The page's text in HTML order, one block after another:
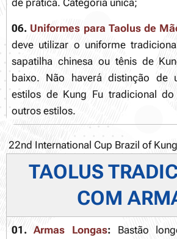
06. Uniformes para Taolus de
deve utilizar o uniforme
sapatilha chinesa ou tênis de
baixo. Não haverá distinção de
estilos de Kung Fu tradicional
outros estilos.
22nd International Cup Brazil of
TAOLUS
COM
01.Armas Longas: Bastão